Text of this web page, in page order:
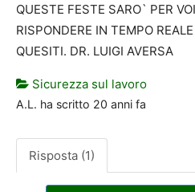
QUESTE FESTE SARO` PER
RISPONDERE IN TEMPO
QUESITI. DR. LUIGI AVERSA
Sicurezza sul lavoro
A.L. ha scritto 20 anni fa
Risposta (1)